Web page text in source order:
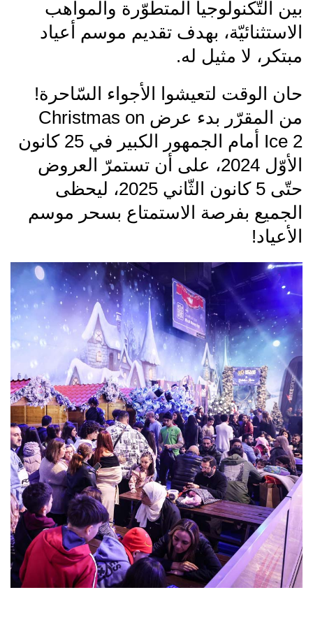
بين التّكنولوجيا المتطوّرة والمواهب
الاستثنائيّة، بهدف تقديم موسم أعياد
مبتكر، لا مثيل له.
حان الوقت لتعيشوا الأجواء السّاحرة!
من المقرّر بدء عرض Christmas on
Ice 2 أمام الجمهور الكبير في 25 كانون
الأوّل 2024، على أن تستمرّ العروض
حتّى 5 كانون الثّاني 2025، ليحظى
الجميع بفرصة الاستمتاع بسحر موسم
الأعياد!